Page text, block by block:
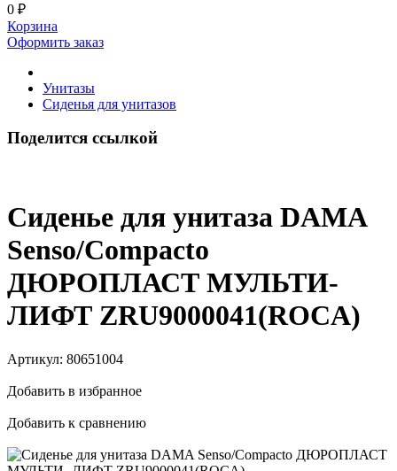
0 ₽
Корзина
Оформить заказ
Унитазы
Сиденья для унитазов
Поделится ссылкой
Сиденье для унитаза DAMA
Senso/Compacto
ДЮРОПЛАСТ МУЛЬТИ-
ЛИФТ ZRU9000041(ROCA)
Артикул: 80651004
Добавить в избранное
Добавить к сравнению